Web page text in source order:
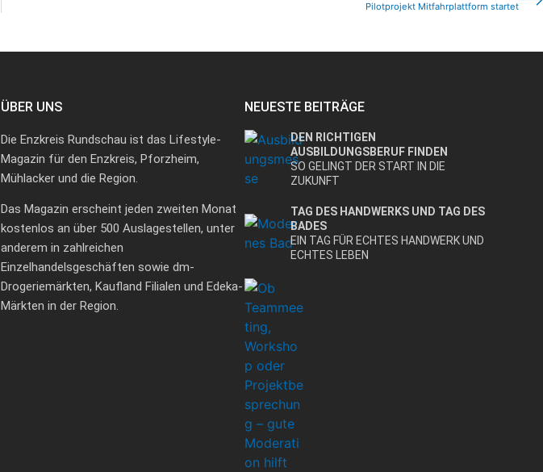
Pilotprojekt Mitfahrplattform startet
ÜBER UNS
Die Enzkreis Rundschau ist das Lifestyle-
Magazin für den Enzkreis, Pforzheim,
Mühlacker und die Region.
Das Magazin erscheint jeden zweiten Monat
kostenlos an über 500 Auslagestellen, unter
anderem in zahlreichen
Einzelhandelsgeschäften sowie dm-
Drogeriemärkten, Kaufland Filialen und Edeka-
Märkten in der Region.
NEUESTE BEITRÄGE
DEN RICHTIGEN
AUSBILDUNGSBERUF FINDEN
SO GELINGT DER START IN DIE
ZUKUNFT
TAG DES HANDWERKS UND TAG DES
BADES
EIN TAG FÜR ECHTES HANDWERK UND
ECHTES LEBEN